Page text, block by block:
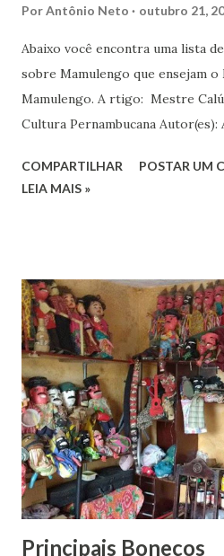
PorAntônio Neto outubro 21,
Abaixo você encontra uma lista
sobre Mamulengo que ensejam
Mamulengo. A rtigo: Mestre
Cultura Pernambucana Autor(es):
Faculdade Santa Helena Ano:
Mestre Calú e Arte do
de Pernambuco Autor(es): Lucas
UFPE Ano: 2015 Download:
CLIQUE AQUI
COMPARTILHAR
POSTAR UM
LEIA MAIS »
Principais Bonecos